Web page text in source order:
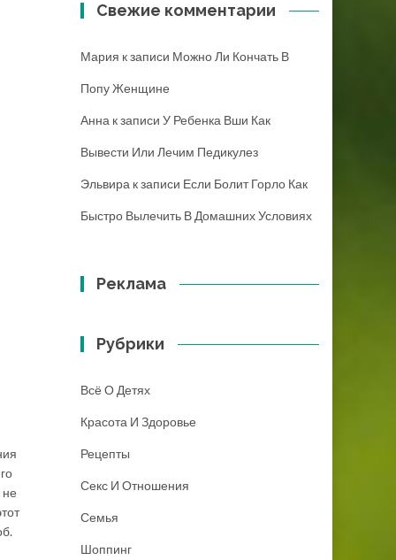
Свежие комментарии
Мария к записи Можно Ли Кончать В
Попу Женщине
Анна к записи У Ребенка Вши Как
Вывести Или Лечим Педикулез
Эльвира к записи Если Болит Горло Как
Быстро Вылечить В Домашних Условиях
Реклама
Рубрики
Всё О Детях
Красота И Здоровье
Рецепты
Секс И Отношения
Семья
Шоппинг